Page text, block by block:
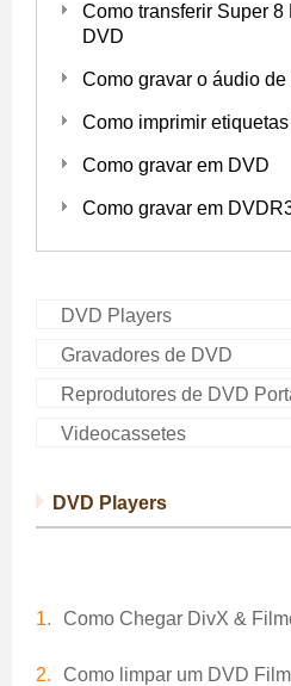
Como transferir Super 8
DVD
Como gravar o áudio de
Como imprimir
Como gravar em DVD
Como gravar em
DVD Players
Gravadores de DVD
Reprodutores de DVD
Videocassetes
DVD Players
Como Chegar DivX &
Como limpar um DVD